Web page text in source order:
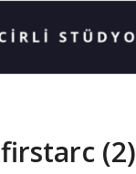
firstarc (2)